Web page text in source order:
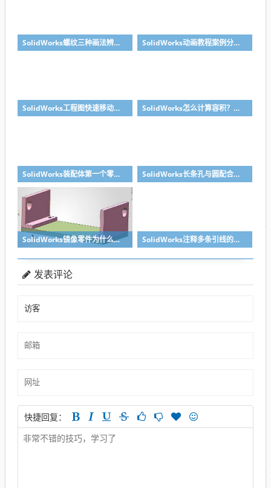
SolidWorks螺纹三种画法辨析异同：装饰螺纹线、螺柱向导、螺纹特征 SolidWorks动画教程案例分享之圆管分料动画，重力自然滑落
SolidWorks工程图快速移动视图位置技巧，溪风实战分享 SolidWorks怎么计算容积？容器的体积？
SolidWorks装配体第一个零件怎么固定到中心原点？90%的人一开始就做错了 SolidWorks长条孔与圆配合，槽口与圆配合超快方法
SolidWorks镜像零件为什么不对称？镜像命令使用详解 SolidWorks注释多条引线的方法步骤
发表评论
快捷回复：